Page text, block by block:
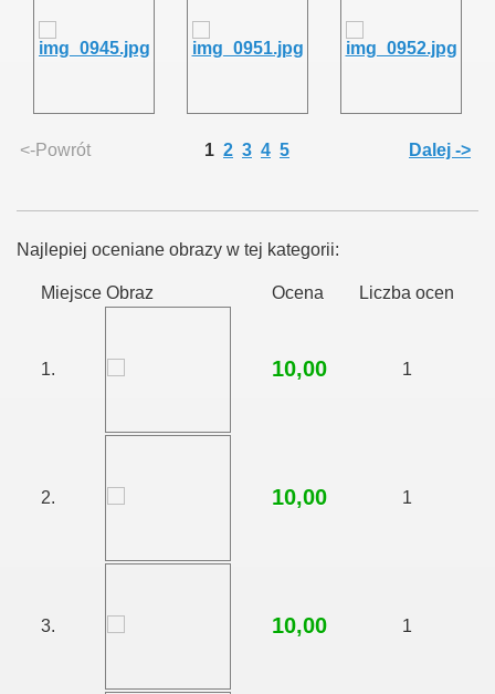
<-Powrót 1 2 3 4 5 Dalej ->
Najlepiej oceniane obrazy w tej kategorii:
Miejsce Obraz Ocena Liczba ocen
1. 10,00 1
2. 10,00 1
3. 10,00 1